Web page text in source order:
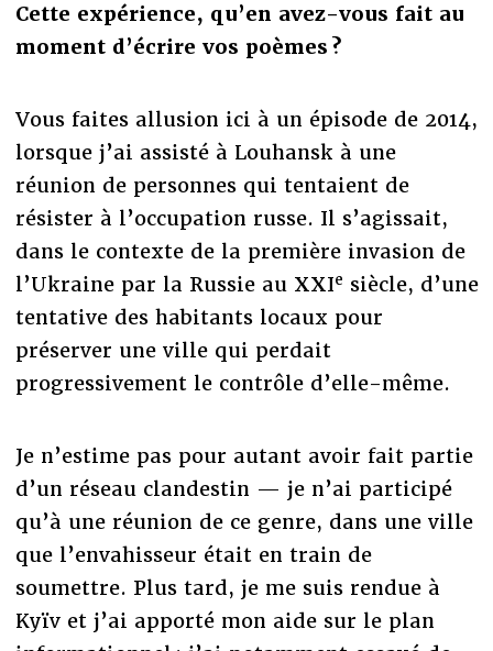
Cette expérience, qu’en avez-vous fait au
moment d’écrire vos poèmes ?
Vous faites allusion ici à un épisode de 2014,
lorsque j’ai assisté à Louhansk à une
réunion de personnes qui tentaient de
résister à l’occupation russe. Il s’agissait,
dans le contexte de la première invasion de
l’Ukraine par la Russie au XXIe siècle, d’une
tentative des habitants locaux pour
préserver une ville qui perdait
progressivement le contrôle d’elle-même.
Je n’estime pas pour autant avoir fait partie
d’un réseau clandestin — je n’ai participé
qu’à une réunion de ce genre, dans une ville
que l’envahisseur était en train de
soumettre. Plus tard, je me suis rendue à
Kyïv et j’ai apporté mon aide sur le plan